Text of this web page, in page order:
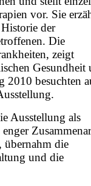
vor. Sie
der
Die
zeigt
Gesundheit
2010 besuchten
Ausstellung als
die
und die